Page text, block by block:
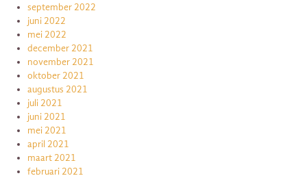
september 2022
juni 2022
mei 2022
december 2021
november 2021
oktober 2021
augustus 2021
juli 2021
juni 2021
mei 2021
april 2021
maart 2021
februari 2021